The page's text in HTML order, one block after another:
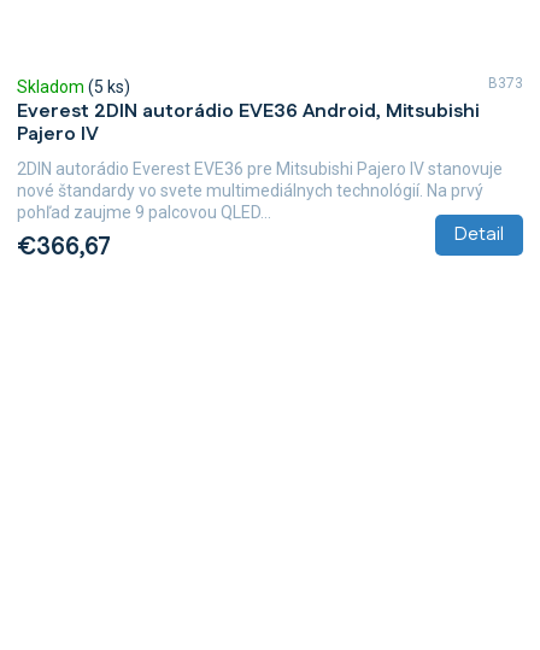
Everest 2DIN autorádio EVE36 Android, Mitsubishi
Pajero IV
Skladom (5 ks)
€366,67 Detail
2DIN autorádio Everest EVE36 pre Mitsubishi Pajero IV stanovuje
nové štandardy vo svete multimediálnych technológií. Na prvý
pohľad zaujme 9 palcovou QLED...
B373